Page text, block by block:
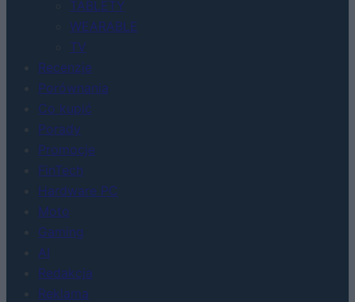
TABLETY
WEARABLE
TV
Recenzje
Porównania
Co kupić
Porady
Promocje
FinTech
Hardware PC
Moto
Gaming
AI
Redakcja
Reklama